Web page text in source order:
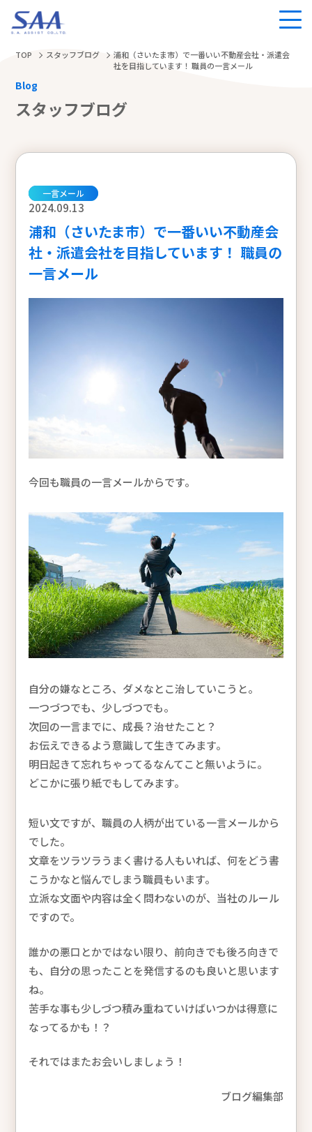
TOP スタッフブログ
浦和（さいたま市）で一番いい不動産会社・派遣会
社を目指しています！ 職員の一言メール
Blog
スタッフブログ
一言メール
2024.09.13
浦和（さいたま市）で一番いい不動産会
社・派遣会社を目指しています！ 職員の
一言メール
今回も職員の一言メールからです。
自分の嫌なところ、ダメなとこ治していこうと。
一つづつでも、少しづつでも。
次回の一言までに、成長？治せたこと？
お伝えできるよう意識して生きてみます。
明日起きて忘れちゃってるなんてこと無いように。
どこかに張り紙でもしてみます。
短い文ですが、職員の人柄が出ている一言メールから
でした。
文章をツラツラうまく書ける人もいれば、何をどう書
こうかなと悩んでしまう職員もいます。
立派な文面や内容は全く問わないのが、当社のルール
ですので。
誰かの悪口とかではない限り、前向きでも後ろ向きで
も、自分の思ったことを発信するのも良いと思います
ね。
苦手な事も少しづつ積み重ねていけばいつかは得意に
なってるかも！？
それではまたお会いしましょう！
ブログ編集部